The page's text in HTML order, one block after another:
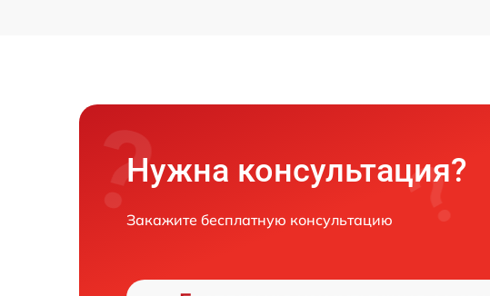
Нужна консультация?
Закажите бесплатную консультацию